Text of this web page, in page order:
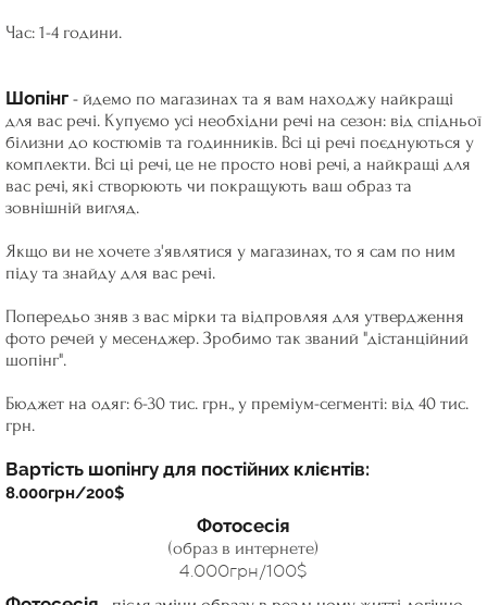
Час: 1-4 години.
Шопінг - йдемо по магазинах та я вам находжу найкращі
для вас речі. Купуємо усі необхідни речі на сезон: від спідньої
білизни до костюмів та годинників. Всі ці речі поєднуються у
комплекти. Всі ці речі, це не просто нові речі, а найкращі для
вас речі, які створюють чи покращують ваш образ та
зовнішній вигляд.
Якщо ви не хочете з'‎являтися у магазинах, то я сам по ним
піду та знайду для вас речі.
Попередьо зняв з вас мірки та відпровляя для утвердження
фото речей у месенджер. Зробимо так званий "дістанційний
шопінг".
Бюджет на одяг: 6-30 тис. грн., у преміум-сегменті: від 40 тис.
грн.
Вартість шопінгу для постійних клієнтів:
8.000грн/200$
Фотосесія
(образ в интернете)
4.000грн/100$